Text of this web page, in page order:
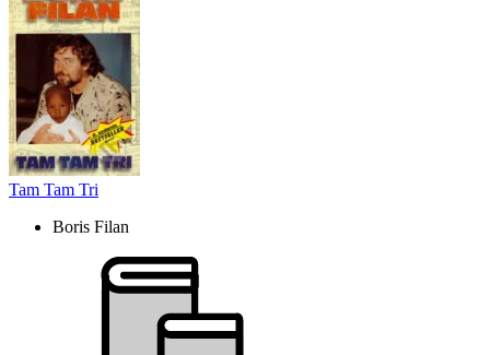
Tam Tam Tri
Boris Filan